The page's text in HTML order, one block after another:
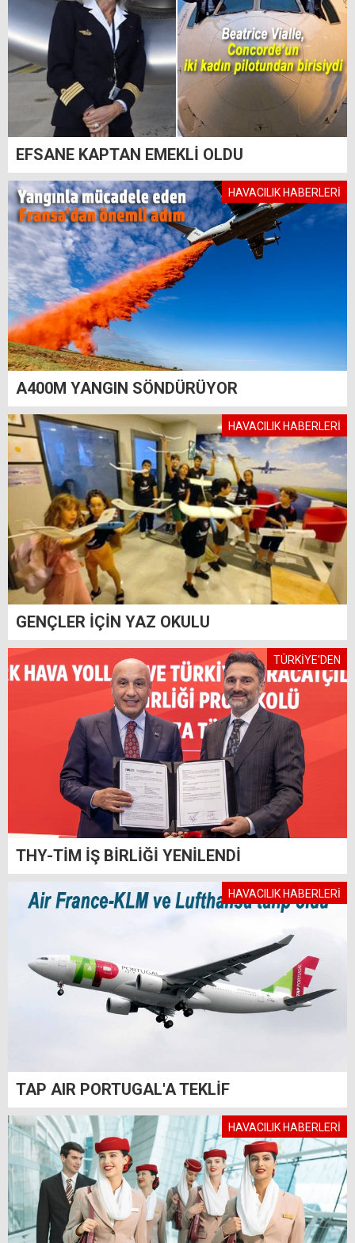
EFSANE KAPTAN EMEKLİ OLDU
HAVACILIK HABERLERİ
A400M YANGIN SÖNDÜRÜYOR
HAVACILIK HABERLERİ
GENÇLER İÇİN YAZ OKULU
TÜRKİYE'DEN
THY-TİM İŞ BİRLİĞİ YENİLENDİ
HAVACILIK HABERLERİ
TAP AIR PORTUGAL'A TEKLİF
HAVACILIK HABERLERİ